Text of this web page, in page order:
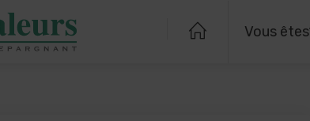
Vous êtes